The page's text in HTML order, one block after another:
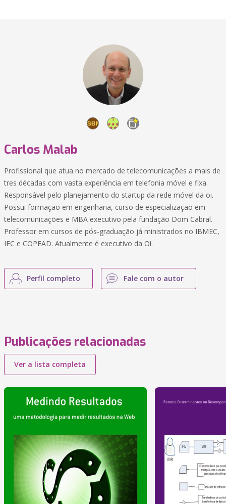
Carlos Malab
Profissional que atua no mercado de telecomunicações a mais de
tres décadas com vasta experiência em telefonia móvel e fixa.
Responsável pelo planejamento do startup da rede móvel da oi.
Possui formação em engenharia, curso de especialização em
telecomunicações e MBA executivo pela fundação Dom Cabral.
Professor em cursos de pós-graduação já ministrados no IBMEC,
IEC e COPEAD. Atualmente é executivo da Oi.
Perfil completo Fale com o autor
Publicações relacionadas
Ver a lista completa